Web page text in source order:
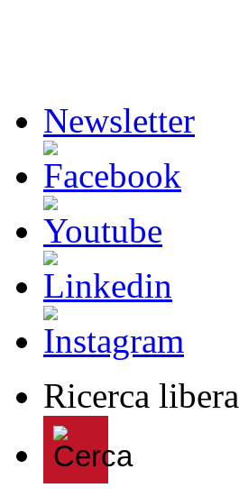
Newsletter
Ricerca libera